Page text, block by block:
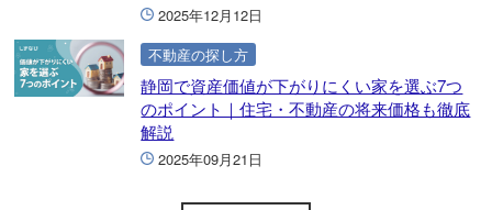
2025年12月12日
不動産の探し方
静岡で資産価値が下がりにくい家を選ぶ7つ
のポイント｜住宅・不動産の将来価格も徹底
解説
2025年09月21日